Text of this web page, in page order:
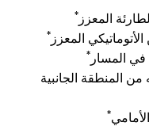
المعزز *
المعزز *
المسار*
المنطقة الجانبية